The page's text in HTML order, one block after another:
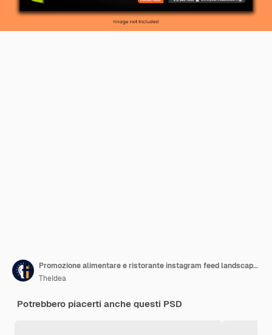
Promozione alimentare e ristorante instagram feed landscape banner post template PSD
TheIdea
Potrebbero piacerti anche questi PSD